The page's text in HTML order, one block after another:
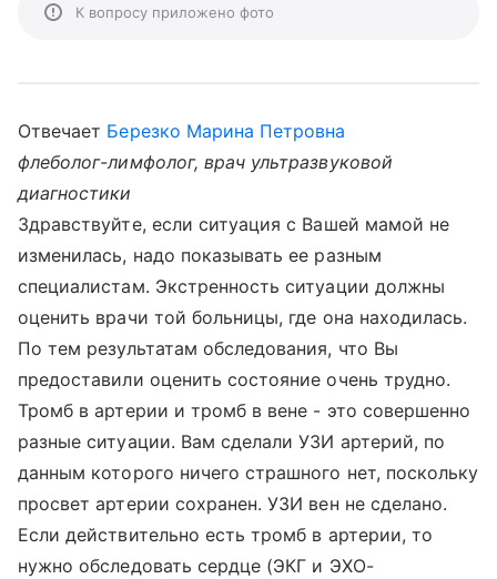
К вопросу приложено фото
Отвечает Березко Марина Петровна
флеболог-лимфолог, врач ультразвуковой
диагностики
Здравствуйте, если ситуация с Вашей мамой не
изменилась, надо показывать ее разным
специалистам. Экстренность ситуации должны
оценить врачи той больницы, где она находилась.
По тем результатам обследования, что Вы
предоставили оценить состояние очень трудно.
Тромб в артерии и тромб в вене - это совершенно
разные ситуации. Вам сделали УЗИ артерий, по
данным которого ничего страшного нет, поскольку
просвет артерии сохранен. УЗИ вен не сделано.
Если действительно есть тромб в артерии, то
нужно обследовать сердце (ЭКГ и ЭХО-